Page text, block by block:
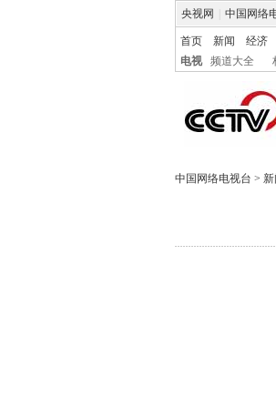
央视网 中国网络
首页 新闻 经济
电视
频道大全
中国网络电视台 > 新